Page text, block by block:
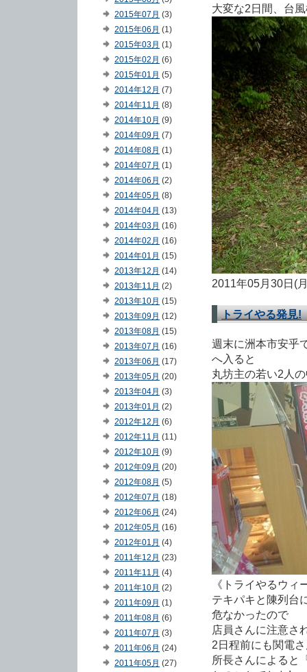
大変な2日間、台
2011年05月30日(
トライやる発見!
週末に洲本市安乎
へ入ると
丸坊主の若い2人
《トライやるウ
テキパキと陳列台
危なかったので
店員さんに注意さ
2日程前にも関電
所長さんによると
2015年07月 (3)
2015年06月 (1)
2015年03月 (1)
2015年02月 (6)
2015年01月 (5)
2014年12月 (7)
2014年11月 (8)
2014年10月 (9)
2014年09月 (7)
2014年08月 (1)
2014年07月 (1)
2014年06月 (2)
2014年05月 (8)
2014年04月 (13)
2014年03月 (16)
2014年02月 (16)
2014年01月 (15)
2013年12月 (14)
2013年11月 (2)
2013年10月 (15)
2013年09月 (12)
2013年08月 (15)
2013年07月 (16)
2013年06月 (17)
2013年05月 (20)
2013年04月 (3)
2013年01月 (2)
2012年12月 (6)
2012年11月 (11)
2012年10月 (9)
2012年09月 (20)
2012年08月 (5)
2012年07月 (18)
2012年06月 (24)
2012年05月 (16)
2012年01月 (4)
2011年12月 (23)
2011年11月 (4)
2011年10月 (2)
2011年09月 (1)
2011年08月 (6)
2011年07月 (3)
2011年06月 (24)
2011年05月 (27)